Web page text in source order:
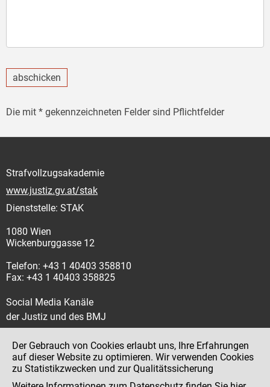
abschicken
Die mit * gekennzeichneten Felder sind Pflichtfelder
Strafvollzugsakademie
www.justiz.gv.at/stak
Dienststelle: STAK
1080 Wien
Wickenburggasse 12
Telefon: +43 1 40403 358810
Fax: +43 1 40403 358825
Social Media Kanäle
der Justiz und des BMJ
Impressum
Der Gebrauch von Cookies erlaubt uns, Ihre Erfahrungen
auf dieser Website zu optimieren. Wir verwenden Cookies
zu Statistikzwecken und zur Qualitätssicherung